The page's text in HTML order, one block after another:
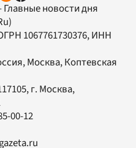
Главные новости дня
1067761730376, ИНН
Москва, Коптевская
, г. Москва,
00-12